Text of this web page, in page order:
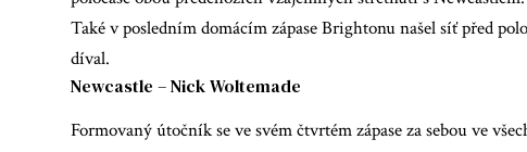
Také v posledním domácím zápase Brightonu našel síť před
díval.
Newcastle –Nick Woltemade
Formovaný útočník se ve svém čtvrtém zápase za sebou ve